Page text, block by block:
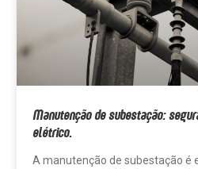
Manutenção de subestação:
elétrico.
A manutenção de subestação é